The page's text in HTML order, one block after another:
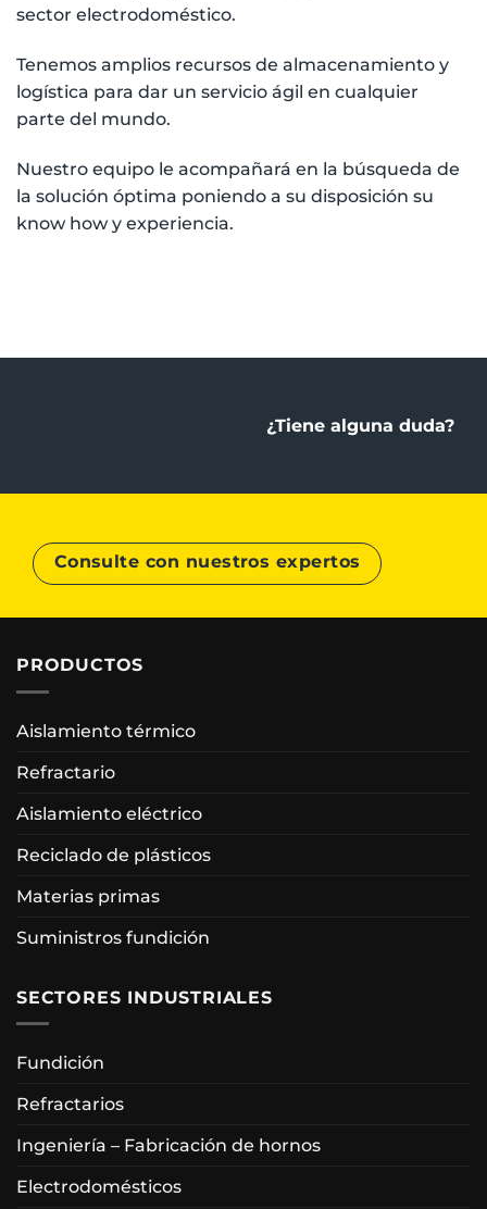
sector electrodoméstico.
Tenemos amplios recursos de almacenamiento y
logística para dar un servicio ágil en cualquier
parte del mundo.
Nuestro equipo le acompañará en la búsqueda de
la solución óptima poniendo a su disposición su
know how y experiencia.
¿Tiene alguna duda?
Consulte con nuestros expertos
PRODUCTOS
Aislamiento térmico
Refractario
Aislamiento eléctrico
Reciclado de plásticos
Materias primas
Suministros fundición
SECTORES INDUSTRIALES
Fundición
Refractarios
Ingeniería – Fabricación de hornos
Electrodomésticos